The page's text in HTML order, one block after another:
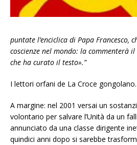
puntate l’enciclica di Papa Francesco,
coscienze nel mondo: la commenterà
che ha curato il testo».”
I lettori orfani de La Croce gongolano.
A margine: nel 2001 versai un
volontario per salvare l’Unità da un
annunciato da una classe dirigente
quindici anni dopo si sarebbe